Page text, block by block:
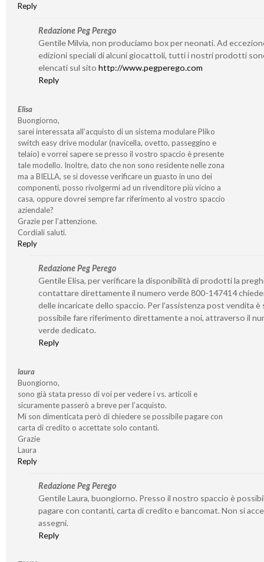
Reply
Redazione Peg Perego
Gentile Milvia, non produciamo box per neonati. Ad
edizioni speciali di alcuni giocattoli, tutti i nostri prodotti
elencati sul sito http://www.pegperego.com
Reply
Elisa
Buongiorno,
sarei interessata all’acquisto di un sistema modulare Pliko
switch easy drive modular (navicella, ovetto, passeggino e
telaio) e vorrei sapere se presso il vostro spaccio è presente
tale modello. Inoltre, dato che non sono residente nelle zona
ma a BIELLA, se si dovesse verificare un guasto in uno dei
componenti, posso rivolgermi ad un rivenditore più vicino a
casa, oppure dovrei sempre far riferimento al vostro spaccio
aziendale?
Grazie per l’attenzione.
Cordiali saluti.
Reply
Redazione Peg Perego
Gentile Elisa, per verificare la disponibilità di prodotti la
contattare direttamente il numero verde 800-147414
delle incaricate dello spaccio. Per l’assistenza post vendita è
possibile fare riferimento direttamente a noi, attraverso il
verde dedicato.
Reply
laura
Buongiorno,
sono già stata presso di voi per vedere i vs. articoli e
sicuramente passerò a breve per l’acquisto.
Mi son dimenticata però di chiedere se possibile pagare con
carta di credito o accettate solo contanti.
Grazie
Laura
Reply
Redazione Peg Perego
Gentile Laura, buongiorno. Presso il nostro spaccio è
pagare con contanti, carta di credito e bancomat. Non si
assegni.
Reply